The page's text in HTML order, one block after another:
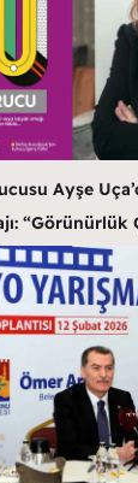
Ayşe
“Görünürlük